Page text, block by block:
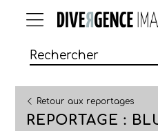
Retour aux reportages
REPORTAGE :